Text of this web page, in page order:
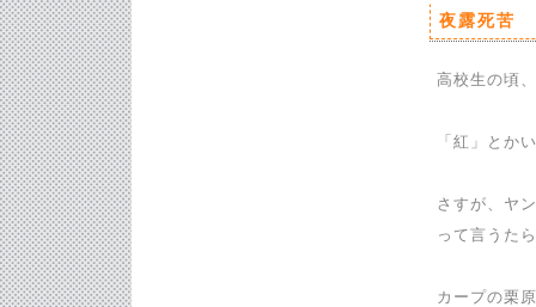
夜露死苦
高校生の頃
「紅」とか
さすが、ヤ
って言うた
カープの栗